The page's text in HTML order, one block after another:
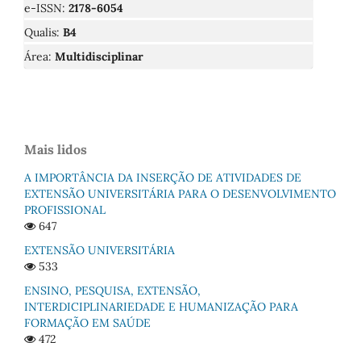
e-ISSN: 2178-6054
Qualis: B4
Área: Multidisciplinar
Mais lidos
A IMPORTÂNCIA DA INSERÇÃO DE ATIVIDADES DE
EXTENSÃO UNIVERSITÁRIA PARA O DESENVOLVIMENTO
PROFISSIONAL
647
EXTENSÃO UNIVERSITÁRIA
533
ENSINO, PESQUISA, EXTENSÃO,
INTERDICIPLINARIEDADE E HUMANIZAÇÃO PARA
FORMAÇÃO EM SAÚDE
472